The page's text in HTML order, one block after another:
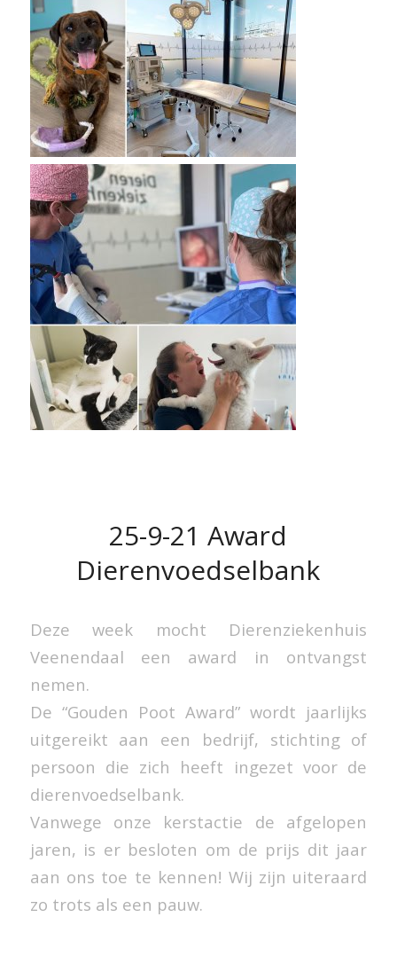
25-9-21 Award
Dierenvoedselbank
Deze week mocht Dierenziekenhuis
Veenendaal een award in ontvangst
nemen.
De “Gouden Poot Award” wordt jaarlijks
uitgereikt aan een bedrijf, stichting of
persoon die zich heeft ingezet voor de
dierenvoedselbank.
Vanwege onze kerstactie de afgelopen
jaren, is er besloten om de prijs dit jaar
aan ons toe te kennen! Wij zijn uiteraard
zo trots als een pauw.